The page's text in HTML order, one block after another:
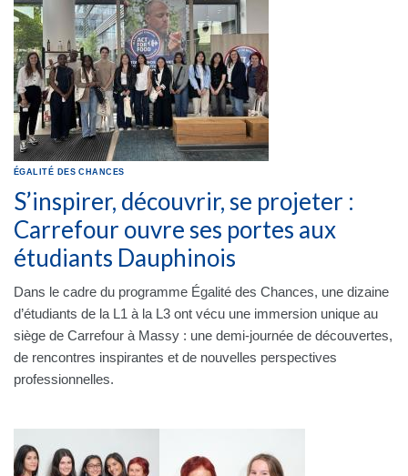
ÉGALITÉ DES CHANCES
S’inspirer, découvrir, se projeter :
Carrefour ouvre ses portes aux
étudiants Dauphinois
Dans le cadre du programme Égalité des Chances, une dizaine
d’étudiants de la L1 à la L3 ont vécu une immersion unique au
siège de Carrefour à Massy : une demi-journée de découvertes,
de rencontres inspirantes et de nouvelles perspectives
professionnelles.